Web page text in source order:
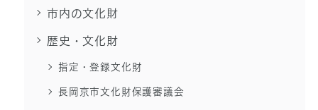
市内の文化財
歴史・文化財
指定・登録文化財
長岡京市文化財保護審議会